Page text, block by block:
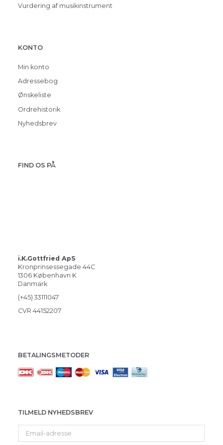
Vurdering af musikinstrument
KONTO
Min konto
Adressebog
Ønskeliste
Ordrehistorik
Nyhedsbrev
FIND OS PÅ
i.K.Gottfried ApS
Kronprinsessegade 44C
1306 København K
Danmark
(+45) 33111047
CVR 44152207
BETALINGSMETODER
TILMELD NYHEDSBREV
adresse